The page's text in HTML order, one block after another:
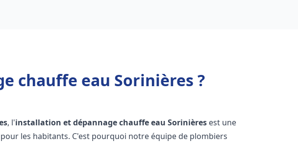
chauffe eau Sorinières ?
, l'installation et dépannage chauffe eau Sorinières est une
les habitants. C'est pourquoi notre équipe de plombiers